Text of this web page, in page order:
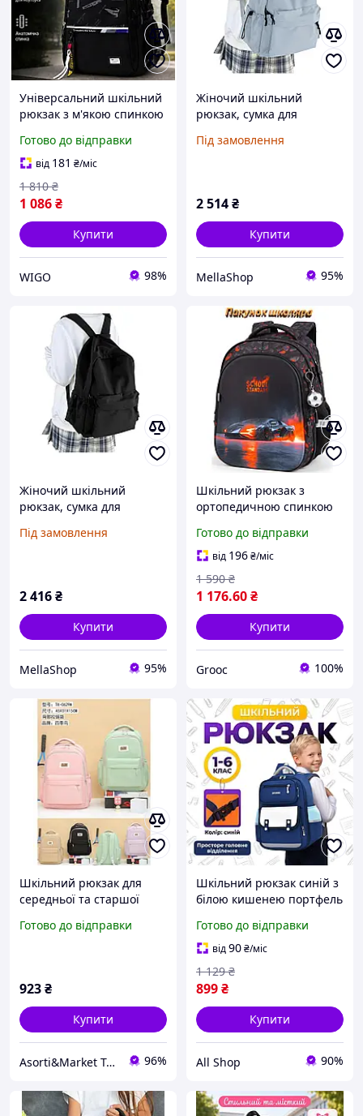
Універсальний шкільний
рюкзак з м'якою спинкою
портфель для школи
Готово до відправки
від 181 ₴/міс
1 086₴
1 810 ₴
Купити
WIGO 98%
Жіночий шкільний
рюкзак, сумка для
підлітків, повсякденний
для ноутбука,
Під замовлення
2 514₴
Купити
MellaShop 95%
Жіночий шкільний
рюкзак, сумка для
підлітків, повсякденний
для ноутбука,
Під замовлення
2 416₴
Купити
MellaShop 95%
Шкільний рюкзак з
ортопедичною спинкою
School Standard 38х30х18
см для першокласника
(150-35)
Готово до відправки
від 196₴/міс
1 176.60₴
1 590 ₴
Купити
Grooc 100%
Шкільний рюкзак для
середньої та старшої
45х31х15 см. Шкільні
Готово до відправки
923₴
Купити
Asorti&Market Товари для дома-родини 96%
Шкільний рюкзак синій з
білою кишенею портфель
хлопчиків дівчаток учнів
початкових середніх
класів школу дитини
Готово до відправки
від90₴/міс
899₴
1 129 ₴
Купити
All Shop 90%